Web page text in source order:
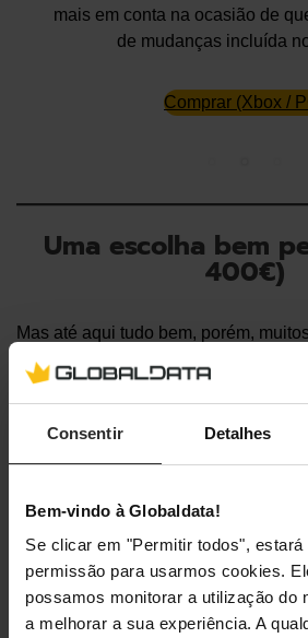
Consentir Detalhes
Bem-vindo à Globaldata!
Se clicar em "Permitir todos", estará
permissão para usarmos cookies.
possamos monitorar a utilização do
a melhorar a sua experiência. A
mais em conta na ocasião de
de mudanças incluída
Comprar (Xbox /
Uma escolha bem
400€)
Mas até aqui tudo bem, porém,
a verdadeira experiência de
Drive. Aocontrário da tecnologia
, as pequenas irregularidades da
mais tangíveis e consequentemente